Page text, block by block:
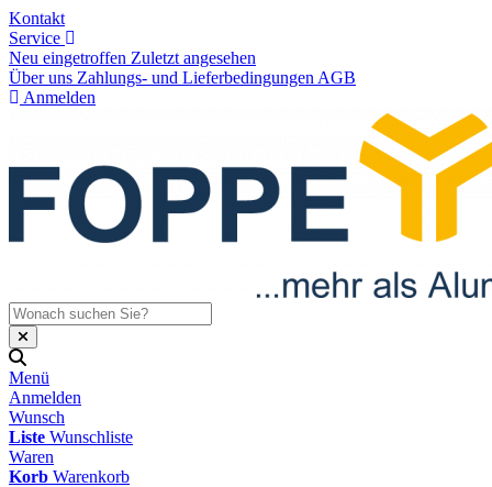
Kontakt
Service
Neu eingetroffen Zuletzt angesehen
Über uns Zahlungs- und Lieferbedingungen AGB
Anmelden
Menü
Anmelden
Wunsch
Liste Wunschliste
Waren
Korb Warenkorb